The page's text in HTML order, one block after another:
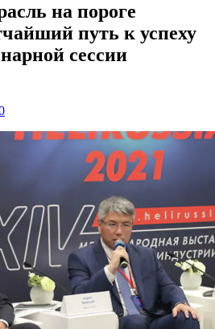
на пороге
путь к успеху
сессии